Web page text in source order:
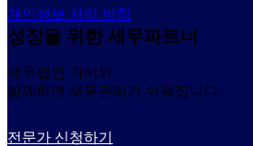
개인정보 처리 방침
성장을 위한 세무파트너
세무법인 가치와
함께하면 세무관리가 쉬워집니다.
전문가 신청하기